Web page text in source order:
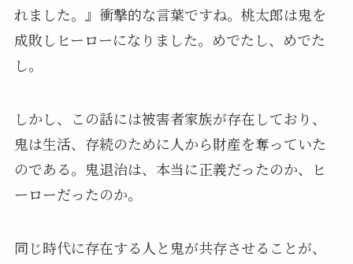
れました。』衝撃的な言葉ですね。桃太郎は鬼を
成敗しヒーローになりました。めでたし、めでた
し。
しかし、この話には被害者家族が存在しており、
鬼は生活、存続のために人から財産を奪っていた
のである。鬼退治は、本当に正義だったのか、ヒ
ーローだったのか。
同じ時代に存在する人と鬼が共存させることが、